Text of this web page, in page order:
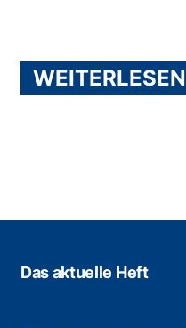
WEITERLESEN
Das aktuelle Heft